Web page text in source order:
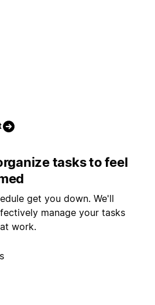
tasks to feel
get you down. We'll
manage your tasks
work.